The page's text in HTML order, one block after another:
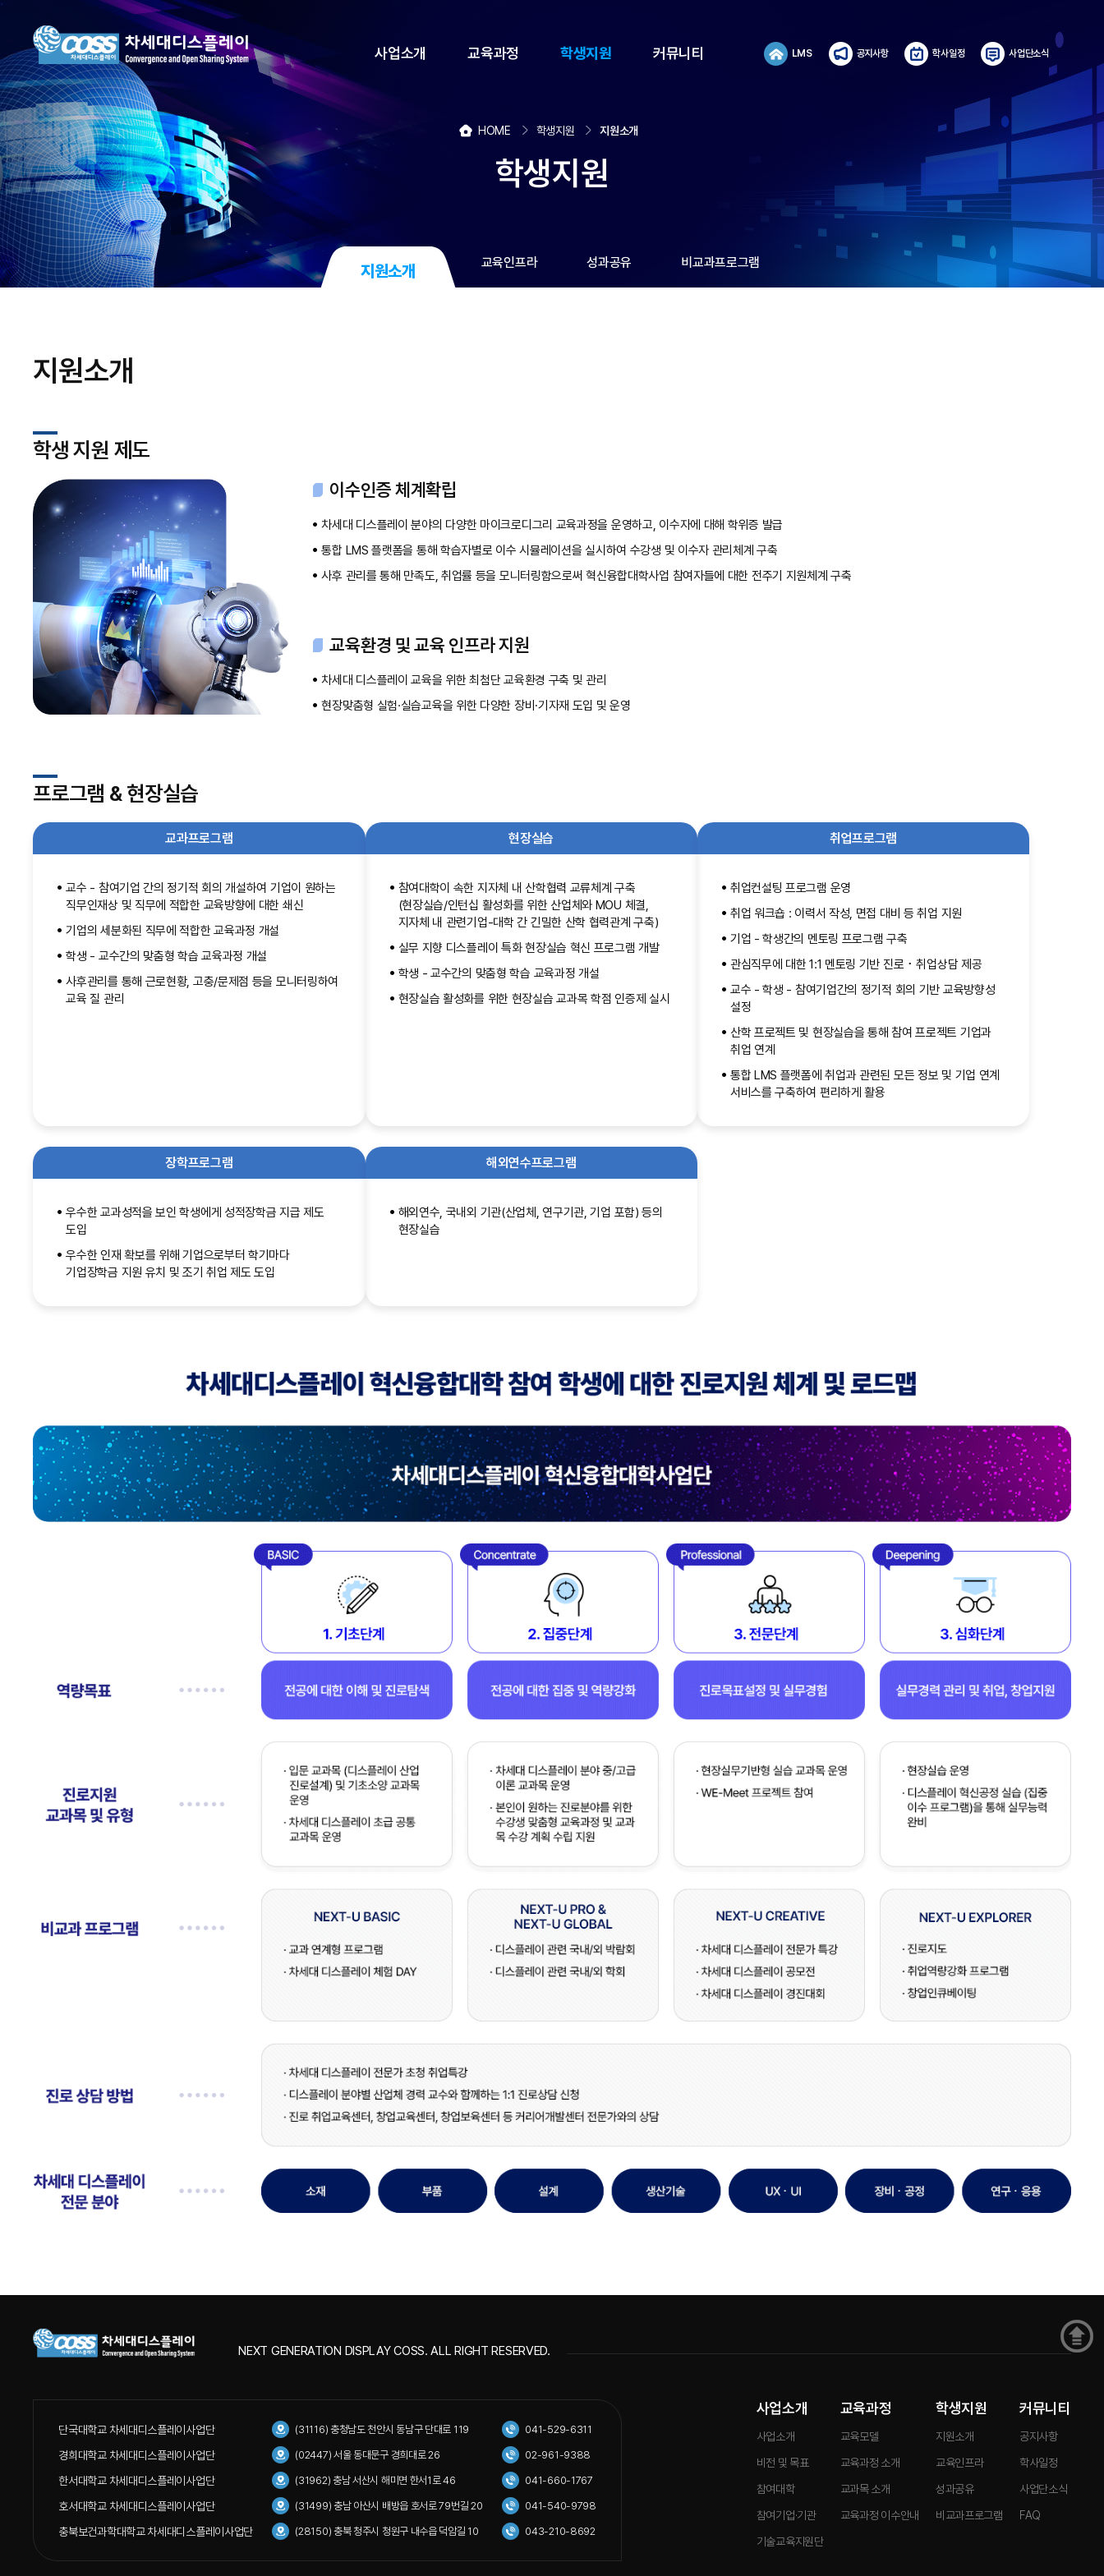
LMS 공지사항 학사일정 사업단소식
사업소개 교육과정 학생지원 커뮤니티
HOME 학생지원 지원소개
학생지원
지원소개 교육인프라 성과공유 비교과프로그램
지원소개
학생 지원 제도
이수인증 체계확립
차세대 디스플레이 분야의 다양한 마이크로디그리 교육과정을 운영하고, 이수자에 대해 학위증 발급
통합 LMS 플랫폼을 통해 학습자별로 이수 시뮬레이션을 실시하여 수강생 및 이수자 관리체계 구축
사후 관리를 통해 만족도, 취업률 등을 모니터링함으로써 혁신융합대학사업 참여자들에 대한 전주기 지원체계 구축
교육환경 및 교육 인프라 지원
차세대 디스플레이 교육을 위한 최첨단 교육환경 구축 및 관리
현장맞춤형 실험·실습교육을 위한 다양한 장비∙기자재 도입 및 운영
프로그램 & 현장실습
교과프로그램
교수 - 참여기업 간의 정기적 회의 개설하여 기업이 원하는
직무인재상 및 직무에 적합한 교육방향에 대한 쇄신
기업의 세분화된 직무에 적합한 교육과정 개설
학생 - 교수간의 맞춤형 학습 교육과정 개설
사후관리를 통해 근로현황, 고충/문제점 등을 모니터링하여
교육 질 관리
현장실습
참여대학이 속한 지자체 내 산학협력 교류체계 구축
(현장실습/인턴십 활성화를 위한 산업체와 MOU 체결,
지자체 내 관련기업-대학 간 긴밀한 산학 협력관계 구축)
실무 지향 디스플레이 특화 현장실습 혁신 프로그램 개발
학생 - 교수간의 맞춤형 학습 교육과정 개설
현장실습 활성화를 위한 현장실습 교과목 학점 인증제 실시
취업프로그램
취업컨설팅 프로그램 운영
취업 워크숍 : 이력서 작성, 면접 대비 등 취업 지원
기업 - 학생간의 멘토링 프로그램 구축
관심직무에 대한 1:1 멘토링 기반 진로 ･ 취업상담 제공
교수 - 학생 - 참여기업간의 정기적 회의 기반 교육방향성
설정
산학 프로젝트 및 현장실습을 통해 참여 프로젝트 기업과
취업 연계
통합 LMS 플랫폼에 취업과 관련된 모든 정보 및 기업 연계
서비스를 구축하여 편리하게 활용
장학프로그램
우수한 교과성적을 보인 학생에게 성적장학금 지급 제도
도입
우수한 인재 확보를 위해 기업으로부터 학기마다
기업장학금 지원 유치 및 조기 취업 제도 도입
해외연수프로그램
해외연수, 국내외 기관(산업체, 연구기관, 기업 포함) 등의
현장실습
NEXT GENERATION DISPLAY COSS. ALL RIGHT RESERVED.
단국대학교 차세대디스플레이사업단 (31116) 충청남도 천안시 동남구 단대로 119 041-529-6311
경희대학교 차세대디스플레이사업단 (02447) 서울 동대문구 경희대로 26 02-961-9388
한서대학교 차세대디스플레이사업단 (31962) 충남 서산시 해미면 한서1로 46 041-660-1767
호서대학교 차세대디스플레이사업단 (31499) 충남 아산시 배방읍 호서로 79번길 20 041-540-9798
충북보건과학대학교 차세대디스플레이사업단 (28150) 충북 청주시 청원구 내수읍 덕암길 10 043-210-8692
사업소개
사업소개
비전 및 목표
참여대학
참여기업·기관
기술교육지원단
교육과정
교육모델
교육과정 소개
교과목 소개
교육과정 이수안내
학생지원
지원소개
교육인프라
성과공유
비교과프로그램
커뮤니티
공지사항
학사일정
사업단소식
FAQ